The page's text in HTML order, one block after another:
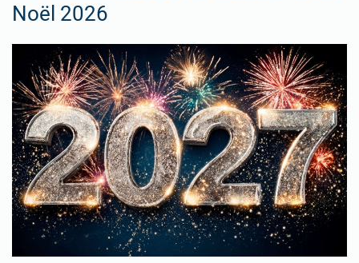
Noël 2026